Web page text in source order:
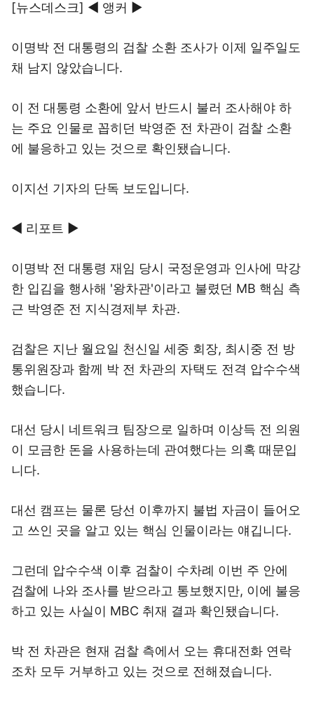
[뉴스데스크] ◀ 앵커 ▶
이명박 전 대통령의 검찰 소환 조사가 이제 일주일도
채 남지 않았습니다.
이 전 대통령 소환에 앞서 반드시 불러 조사해야 하
는 주요 인물로 꼽히던 박영준 전 차관이 검찰 소환
에 불응하고 있는 것으로 확인됐습니다.
이지선 기자의 단독 보도입니다.
◀ 리포트 ▶
이명박 전 대통령 재임 당시 국정운영과 인사에 막강
한 입김을 행사해 '왕차관'이라고 불렸던 MB 핵심 측
근 박영준 전 지식경제부 차관.
검찰은 지난 월요일 천신일 세중 회장, 최시중 전 방
통위원장과 함께 박 전 차관의 자택도 전격 압수수색
했습니다.
대선 당시 네트워크 팀장으로 일하며 이상득 전 의원
이 모금한 돈을 사용하는데 관여했다는 의혹 때문입
니다.
대선 캠프는 물론 당선 이후까지 불법 자금이 들어오
고 쓰인 곳을 알고 있는 핵심 인물이라는 얘깁니다.
그런데 압수수색 이후 검찰이 수차례 이번 주 안에
검찰에 나와 조사를 받으라고 통보했지만, 이에 불응
하고 있는 사실이 MBC 취재 결과 확인됐습니다.
박 전 차관은 현재 검찰 측에서 오는 휴대전화 연락
조차 모두 거부하고 있는 것으로 전해졌습니다.